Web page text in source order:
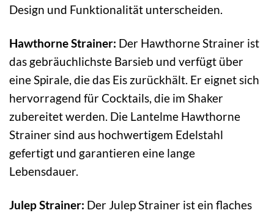
Design und Funktionalität unterscheiden.
Hawthorne Strainer: Der Hawthorne Strainer ist
das gebräuchlichste Barsieb und verfügt über
eine Spirale, die das Eis zurückhält. Er eignet sich
hervorragend für Cocktails, die im Shaker
zubereitet werden. Die Lantelme Hawthorne
Strainer sind aus hochwertigem Edelstahl
gefertigt und garantieren eine lange
Lebensdauer.
Julep Strainer: Der Julep Strainer ist ein flaches